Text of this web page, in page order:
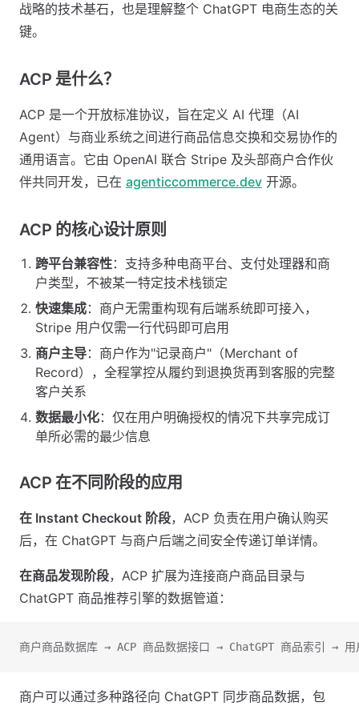
战略的技术基石，也是理解整个 ChatGPT 电商生态的关
键。
ACP 是什么？
ACP 是一个开放标准协议，旨在定义 AI 代理（AI
Agent）与商业系统之间进行商品信息交换和交易协作的
通用语言。它由 OpenAI 联合 Stripe 及头部商户合作伙
伴共同开发，已在 agenticcommerce.dev 开源。
ACP 的核心设计原则
跨平台兼容性：支持多种电商平台、支付处理器和商
户类型，不被某一特定技术栈锁定
快速集成：商户无需重构现有后端系统即可接入，
Stripe 用户仅需一行代码即可启用
商户主导：商户作为"记录商户"（Merchant of
Record），全程掌控从履约到退换货再到客服的完整
客户关系
数据最小化：仅在用户明确授权的情况下共享完成订
单所必需的最少信息
ACP 在不同阶段的应用
在 Instant Checkout 阶段，ACP 负责在用户确认购买
后，在 ChatGPT 与商户后端之间安全传递订单详情。
在商品发现阶段，ACP 扩展为连接商户商品目录与
ChatGPT 商品推荐引擎的数据管道：
商户商品数据库 → ACP 商品数据接口 → ChatGPT 商品索引 → 用
商户可以通过多种路径向 ChatGPT 同步商品数据，包